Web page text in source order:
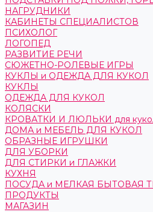
НАГРУДНИКИ
КАБИНЕТЫ СПЕЦИАЛИСТОВ
ПСИХОЛОГ
ЛОГОПЕД
РАЗВИТИЕ РЕЧИ
СЮЖЕТНО-РОЛЕВЫЕ ИГРЫ
КУКЛЫ и ОДЕЖДА ДЛЯ КУКОЛ
КУКЛЫ
ОДЕЖДА ДЛЯ КУКОЛ
КОЛЯСКИ
КРОВАТКИ И ЛЮЛЬКИ для
ДОМА и МЕБЕЛЬ ДЛЯ КУКОЛ
ОБРАЗНЫЕ ИГРУШКИ
ДЛЯ УБОРКИ
ДЛЯ СТИРКИ и ГЛАЖКИ
КУХНЯ
ПОСУДА и МЕЛКАЯ БЫТОВАЯ
ПРОДУКТЫ
МАГАЗИН